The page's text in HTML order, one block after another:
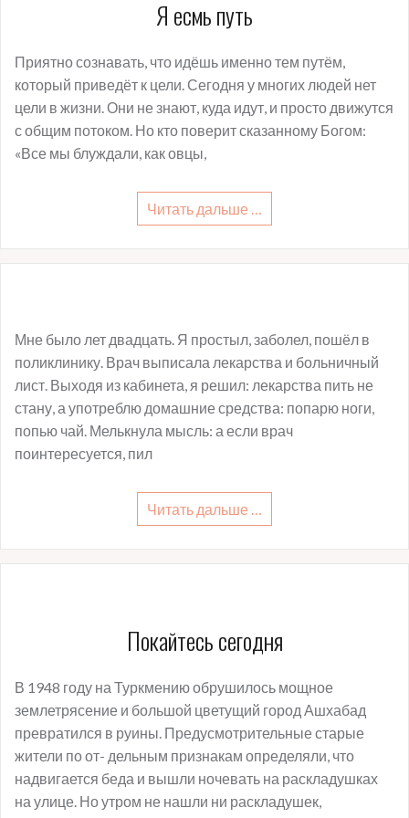
Я есмь путь
Приятно сознавать, что идёшь именно тем путём,
который приведёт к цели. Сегодня у многих людей нет
цели в жизни. Они не знают, куда идут, и просто движутся
с общим потоком. Но кто поверит сказанному Богом:
«Все мы блуждали, как овцы,
Читать дальше …
Мне было лет двадцать. Я простыл, заболел, пошёл в
поликлинику. Врач выписала лекарства и больничный
лист. Выходя из кабинета, я решил: лекарства пить не
стану, а употреблю домашние средства: попарю ноги,
попью чай. Мелькнула мысль: а если врач
поинтересуется, пил
Читать дальше …
Покайтесь сегодня
В 1948 году на Туркмению обрушилось мощное
землетрясение и большой цветущий город Ашхабад
превратился в руины. Предусмотрительные старые
жители по от- дельным признакам определяли, что
надвигается беда и вышли ночевать на раскладушках
на улице. Но утром не нашли ни раскладушек,